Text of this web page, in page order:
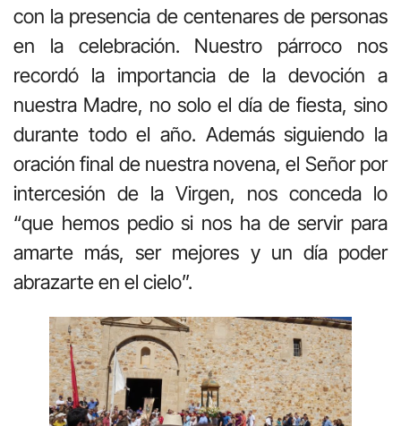
con la presencia de centenares de personas
en la celebración. Nuestro párroco nos
recordó la importancia de la devoción a
nuestra Madre, no solo el día de fiesta, sino
durante todo el año. Además siguiendo la
oración final de nuestra novena, el Señor por
intercesión de la Virgen, nos conceda lo
“que hemos pedio si nos ha de servir para
amarte más, ser mejores y un día poder
abrazarte en el cielo”.